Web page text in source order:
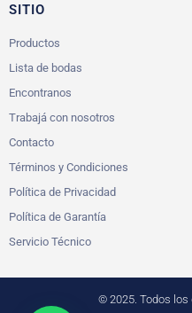
SITIO
Productos
Lista de bodas
Encontranos
Trabajá con nosotros
Contacto
Términos y Condiciones
Política de Privacidad
Política de Garantía
Servicio Técnico
© 2025. Todos los